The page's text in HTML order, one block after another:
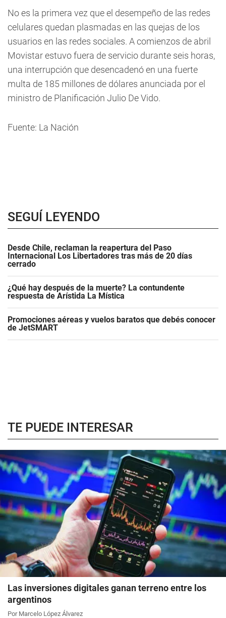
No es la primera vez que el desempeño de las redes
celulares quedan plasmadas en las quejas de los
usuarios en las redes sociales. A comienzos de abril
Movistar estuvo fuera de servicio durante seis horas,
una interrupción que desencadenó en una fuerte
multa de 185 millones de dólares anunciada por el
ministro de Planificación Julio De Vido.
Fuente: La Nación
SEGUÍ LEYENDO
Desde Chile, reclaman la reapertura del Paso
Internacional Los Libertadores tras más de 20 días
cerrado
¿Qué hay después de la muerte? La contundente
respuesta de Arístida La Mística
Promociones aéreas y vuelos baratos que debés conocer
de JetSMART
TE PUEDE INTERESAR
Las inversiones digitales ganan terreno entre los
argentinos
Por Marcelo López Álvarez